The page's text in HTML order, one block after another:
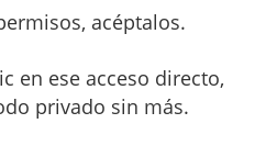
acéptalos.
en ese acceso directo,
privado sin más.